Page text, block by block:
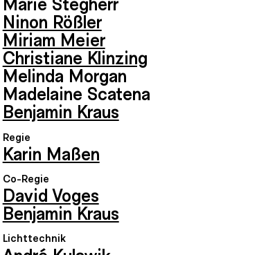
Ninon Rößler
Miriam Meier
Christiane Klinzing
Melinda Morgan
Madelaine Scatena
Benjamin Kraus
Regie
Karin Maßen
Co-Regie
David Voges
Benjamin Kraus
Lichttechnik